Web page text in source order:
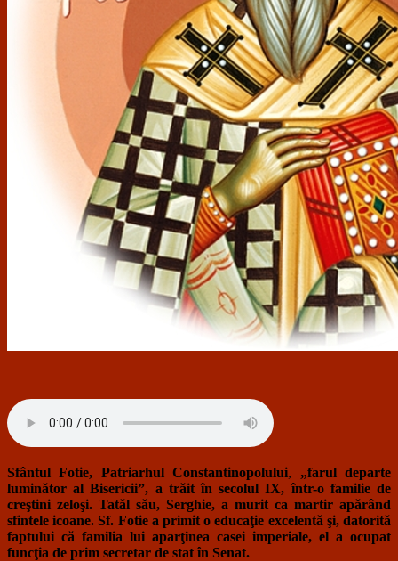
Sfântul Fotie, Patriarhul Constantinopolului,
„farul departe
luminător al Bisericii”, a trăit în secolul IX, într-o familie de
creştini zeloşi. Tatăl său, Serghie, a murit ca martir apărând
sfintele icoane. Sf. Fotie a primit o educaţie excelentă şi, datorită
faptului că familia lui aparţinea casei imperiale, el a ocupat
funcţia de prim secretar de stat în Senat.